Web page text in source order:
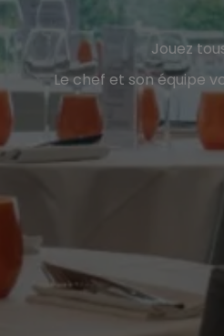
Jouez
Le chef et son équipe